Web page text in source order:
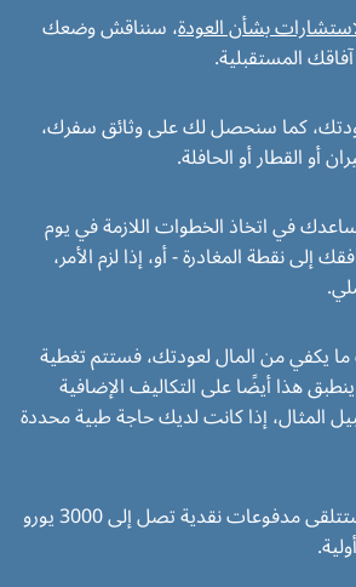
بشأن العودة، سنناقش وضعك
المستقبلية.
كما سنحصل لك على وثائق سفرك،
أو القطار أو الحافلة.
في اتخاذ الخطوات اللازمة في يوم
إلى نقطة المغادرة - أو، إذا لزم الأمر،
ما يكفي من المال لعودتك، فستتم تغطية
هذا أيضًا على التكاليف الإضافية
المثال، إذا كانت لديك حاجة طبية محددة
عند مغادرتك، ستتلقى مدفوعات نقدية تصل إلى 3000 يورو